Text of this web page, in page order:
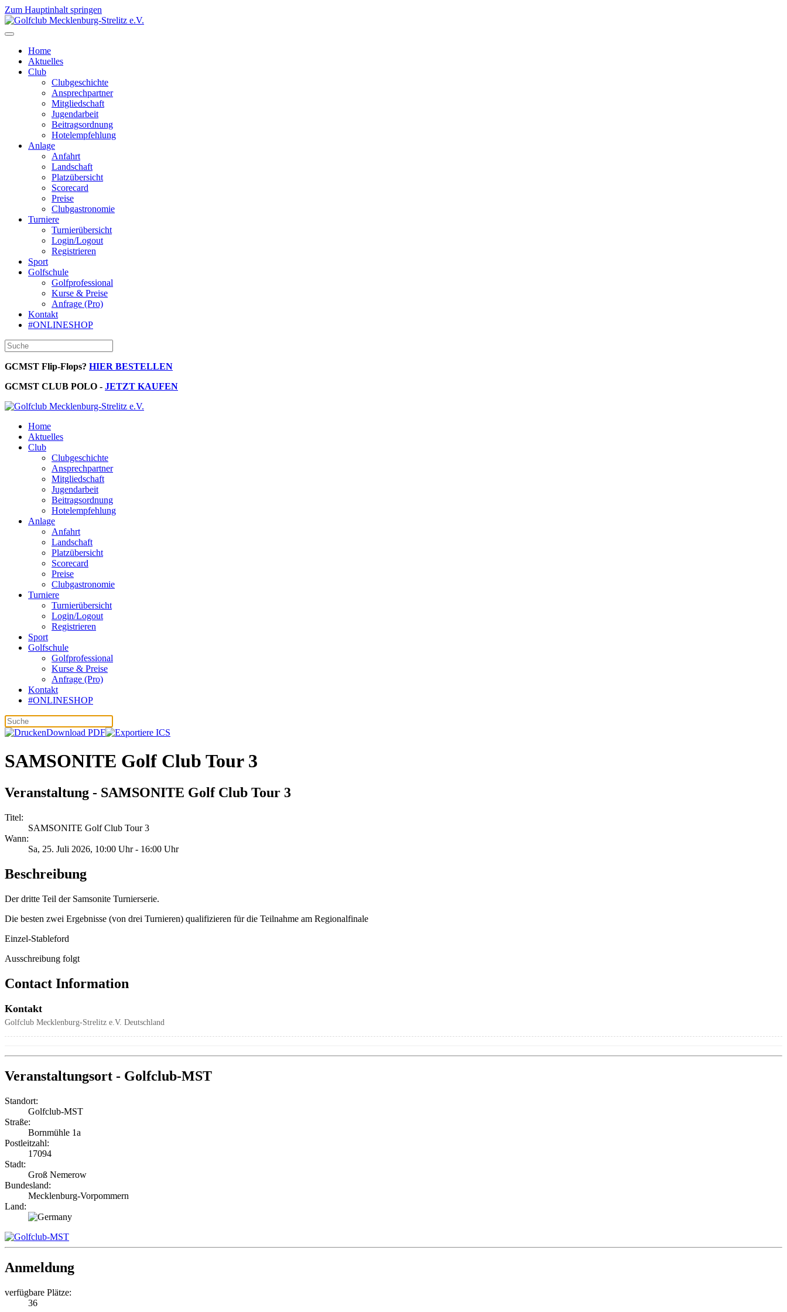
Zum Hauptinhalt springen
Home
Aktuelles
Club
Clubgeschichte
Ansprechpartner
Mitgliedschaft
Jugendarbeit
Beitragsordnung
Hotelempfehlung
Anlage
Anfahrt
Landschaft
Platzübersicht
Scorecard
Preise
Clubgastronomie
Turniere
Turnierübersicht
Login/Logout
Registrieren
Sport
Golfschule
Golfprofessional
Kurse & Preise
Anfrage (Pro)
Kontakt
#ONLINESHOP
GCMST Flip-Flops? HIER BESTELLEN
GCMST CLUB POLO - JETZT KAUFEN
Home
Aktuelles
Club
Clubgeschichte
Ansprechpartner
Mitgliedschaft
Jugendarbeit
Beitragsordnung
Hotelempfehlung
Anlage
Anfahrt
Landschaft
Platzübersicht
Scorecard
Preise
Clubgastronomie
Turniere
Turnierübersicht
Login/Logout
Registrieren
Sport
Golfschule
Golfprofessional
Kurse & Preise
Anfrage (Pro)
Kontakt
#ONLINESHOP
Download PDF
SAMSONITE Golf Club Tour 3
Veranstaltung - SAMSONITE Golf Club Tour 3
Titel:
SAMSONITE Golf Club Tour 3
Wann:
Sa, 25. Juli 2026, 10:00 Uhr- 16:00 Uhr
Beschreibung
Der dritte Teil der Samsonite Turnierserie.
Die besten zwei Ergebnisse (von drei Turnieren) qualifizieren für die Teilnahme am Regionalfinale
Einzel-Stableford
Ausschreibung folgt
Contact Information
Kontakt
Golfclub Mecklenburg-Strelitz e.V. Deutschland
Veranstaltungsort - Golfclub-MST
Standort:
Golfclub-MST
Straße:
Bornmühle 1a
Postleitzahl:
17094
Stadt:
Groß Nemerow
Bundesland:
Mecklenburg-Vorpommern
Land:
Anmeldung
verfügbare Plätze:
36